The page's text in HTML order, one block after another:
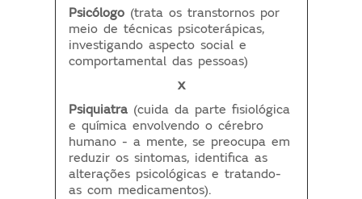
Psicólogo(trata os transtornos por
meio de técnicas psicoterápicas,
investigando aspecto social e
comportamental das pessoas)
x
Psiquiatra(cuida da parte fisiológica
e química envolvendo o cérebro
humano - a mente, se preocupa em
reduzir os sintomas, identifica as
alterações psicológicas e tratando-
as com medicamentos).